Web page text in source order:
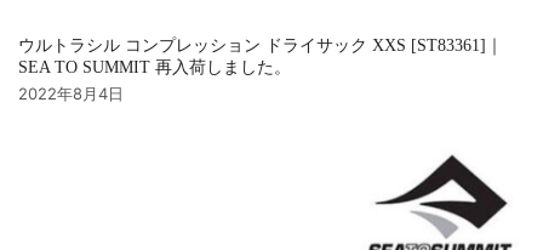
ウルトラシル コンプレッション ドライサック XXS [ST83361]｜
SEA TO SUMMIT 再入荷しました。
2022年8月4日